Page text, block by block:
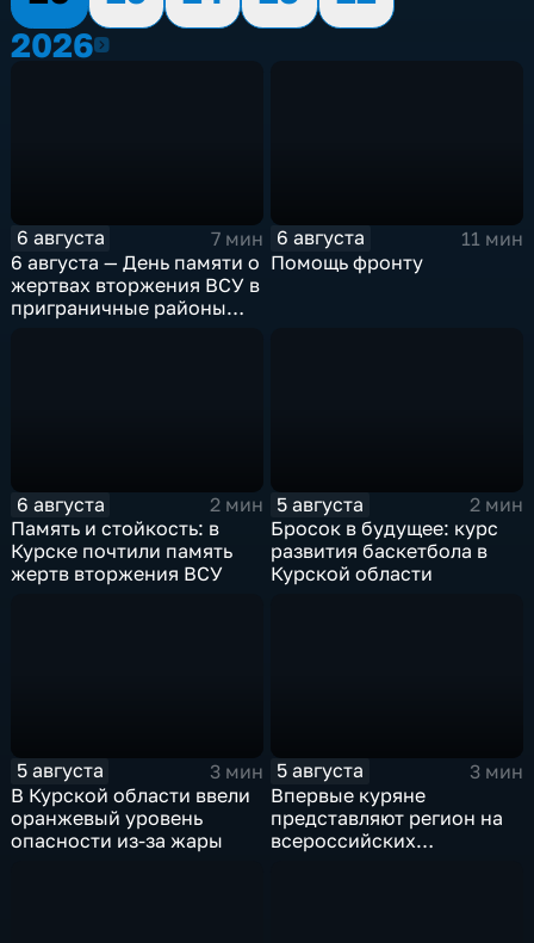
20262026
6 августа
7 мин
6 августа — День памяти о
жертвах вторжения ВСУ в
приграничные районы
6 августа
11 мин
Помощь фронту
6 августа
2 мин
Память и стойкость: в
Курске почтили память
жертв вторжения ВСУ
5 августа
2 мин
Бросок в будущее: курс
развития баскетбола в
Курской области
5 августа
3 мин
В Курской области ввели
оранжевый уровень
опасности из-за жары
5 августа
3 мин
Впервые куряне
представляют регион на
всероссийских